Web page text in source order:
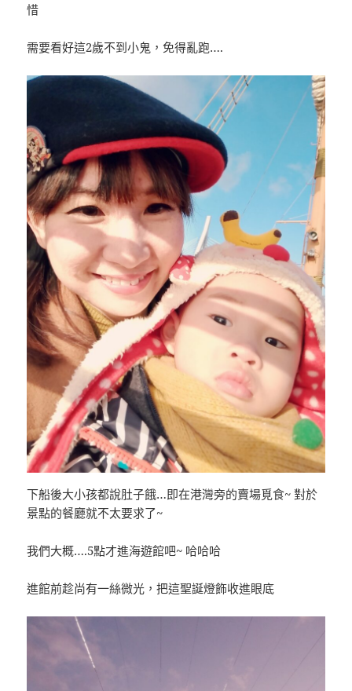
惜
需要看好這2歲不到小鬼，免得亂跑….
下船後大小孩都說肚子餓…即在港灣旁的賣場覓食~ 對於
景點的餐廳就不太要求了~
我們大概….5點才進海遊館吧~ 哈哈哈
進館前趁尚有一絲微光，把這聖誕燈飾收進眼底